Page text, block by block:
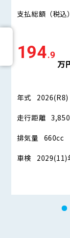
支払総額 （税込）
194.9
万
年式 2026(R8)
走行距離
排気量 660cc
車検 2029(11)